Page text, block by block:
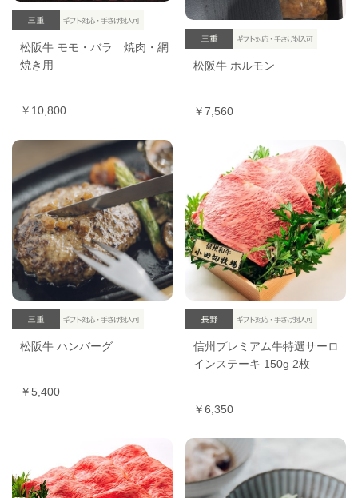
松阪牛 モモ・バラ 焼肉・網
焼き用
￥10,800
松阪牛 ホルモン
￥7,560
松阪牛 ハンバーグ
￥5,400
信州プレミアム牛特選サーロ
インステーキ 150g 2枚
￥6,350